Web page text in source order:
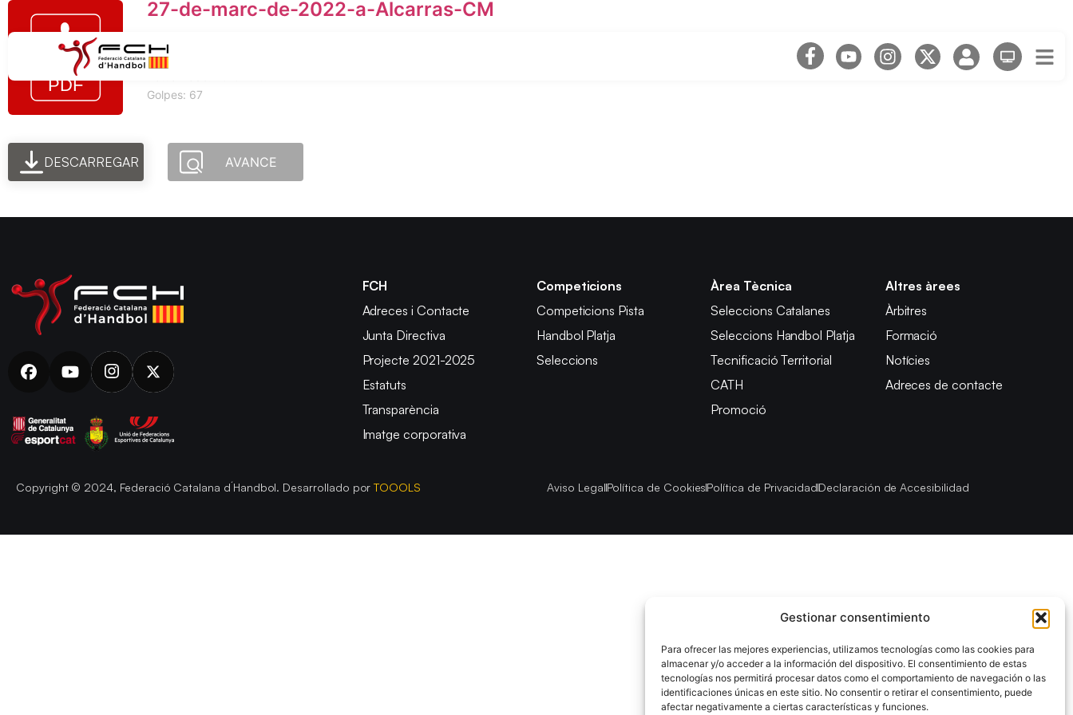
Gestionar consentimiento
Para ofrecer las mejores experiencias, utilizamos tecnologías como las cookies para
almacenar y/o acceder a la información del dispositivo. El consentimiento de estas
tecnologías nos permitirá procesar datos como el comportamiento de navegación o las
identificaciones únicas en este sitio. No consentir o retirar el consentimiento, puede
afectar negativamente a ciertas características y funciones.
27-de-marc-de-2022-a-Alcarras-CM
Creado: 25-07-2024
Golpes: 67
DESCARREGAR AVANCE
FCH
Adreces i Contacte
Junta Directiva
Projecte 2021-2025
Estatuts
Transparència
Imatge corporativa
Competicions
Competicions Pista
Handbol Platja
Seleccions
Àrea Tècnica
Seleccions Catalanes
Seleccions Handbol Platja
Tecnificació Territorial
CATH
Promoció
Altres àrees
Àrbitres
Formació
Notícies
Adreces de contacte
Copyright © 2024, Federació Catalana d´Handbol. Desarrollado porTOOOLS Aviso LegalPolítica de CookiesPolítica de PrivacidadDeclaración de Accesibilidad